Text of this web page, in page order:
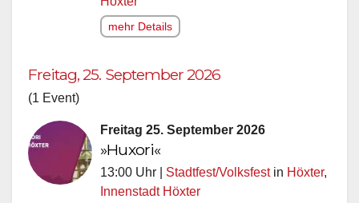
mehr Details
Freitag, 25. September 2026
(1 Event)
Freitag 25. September 2026
»Huxori«
13:00 Uhr | Stadtfest/Volksfestin Höxter,
Innenstadt Höxter